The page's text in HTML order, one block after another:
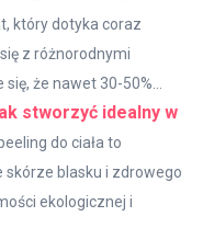
który dotyka coraz
z różnorodnymi
że nawet 30-50%...
stworzyć idealny w
do ciała to
skórze blasku i zdrowego
ekologicznej i